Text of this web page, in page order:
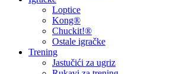
Loptice
Kong®
Chuckit!®
Ostale igračke
Trening
Jastučići za ugriz